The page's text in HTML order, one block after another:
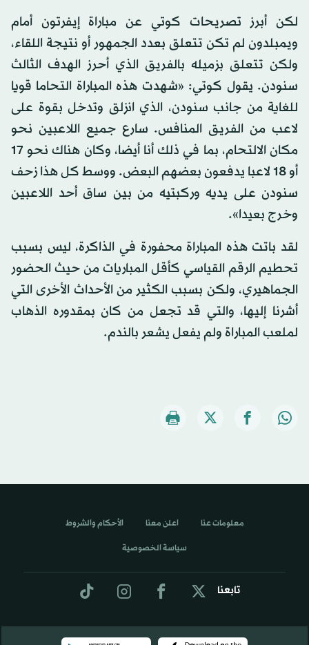
لكن أبرز تصريحات كوتي عن مباراة إيفرتون أمام
ويمبلدون لم تكن تتعلق بعدد الجمهور أو نتيجة اللقاء،
ولكن تتعلق بزميله بالفريق الذي أحرز الهدف الثالث
سنودن. يقول كوتي: «شهدت هذه المباراة التحاما قويا
للغاية من جانب سنودن، الذي انزلق وتدخل بقوة على
لاعب من الفريق المنافس. سارع جميع اللاعبين نحو
مكان الالتحام، بما في ذلك أنا أيضا، وكان هناك نحو 17
أو 18 لاعبا يدفعون بعضهم البعض. ووسط كل هذا زحف
سنودن على يديه وركبتيه من بين ساق أحد اللاعبين
وخرج بعيدا».
لقد باتت هذه المباراة محفورة في الذاكرة، ليس بسبب
تحطيم الرقم القياسي كأقل المباريات من حيث الحضور
الجماهيري، ولكن بسبب الكثير من الأحداث الأخرى التي
أشرنا إليها، والتي قد تجعل من كان بمقدوره الذهاب
لملعب المباراة ولم يفعل يشعر بالندم.
تابعنا
معلومات عنا اعلن معنا الأحكام والشروط
سياسة الخصوصية